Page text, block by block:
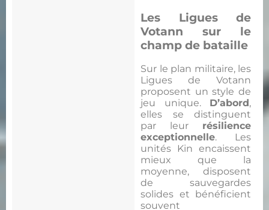
Les Ligues de
Votann sur le
champ de bataille
Sur le plan militaire, les
Ligues de Votann
proposent un style de
jeu unique. D’abord ,
elles se distinguent
par leur résilience
exceptionnelle. Les
unités Kin encaissent
mieux que la
moyenne, disposent
de sauvegardes
solides et bénéficient
souvent